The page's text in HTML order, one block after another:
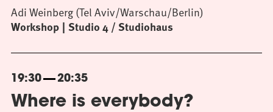
Workshop Studio 4 / Studiohaus
Adi Weinberg (Tel Aviv/Warschau/Berlin)
19:30 20:35
Where is everybody?